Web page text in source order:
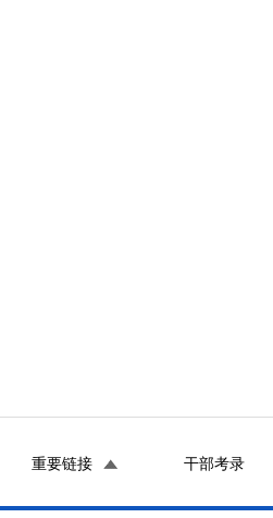
重要链接 干部考录